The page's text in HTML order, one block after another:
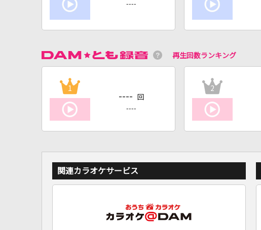
----
再生回数ランキング
1
---- 回
----
2
関連カラオケサービス